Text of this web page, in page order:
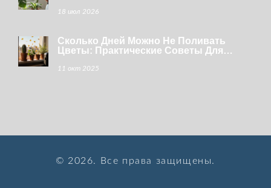
18 июл 2026
Сколько Дней Можно Не Поливать
Цветы: Практические Советы Для
11 окт 2025
© 2026. Все права защищены.